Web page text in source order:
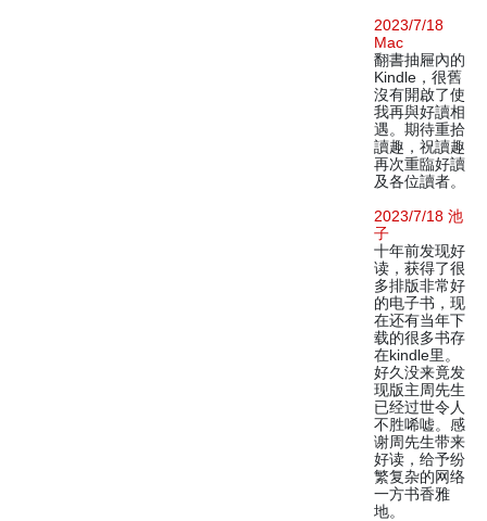
2023/7/18
Mac
翻書抽屜內的
Kindle，很舊
沒有開啟了使
我再與好讀相
遇。期待重拾
讀趣，祝讀趣
再次重臨好讀
及各位讀者。
2023/7/18 池
子
十年前发现好
读，获得了很
多排版非常好
的电子书，现
在还有当年下
载的很多书存
在kindle里。
好久没来竟发
现版主周先生
已经过世令人
不胜唏嘘。感
谢周先生带来
好读，给予纷
繁复杂的网络
一方书香雅
地。